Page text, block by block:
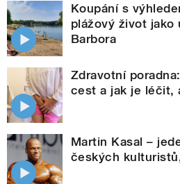
Koupání s
plážový život jako
Barbora
Zdravotní
cest a jak je léčit,
Martin Kasal –
českých